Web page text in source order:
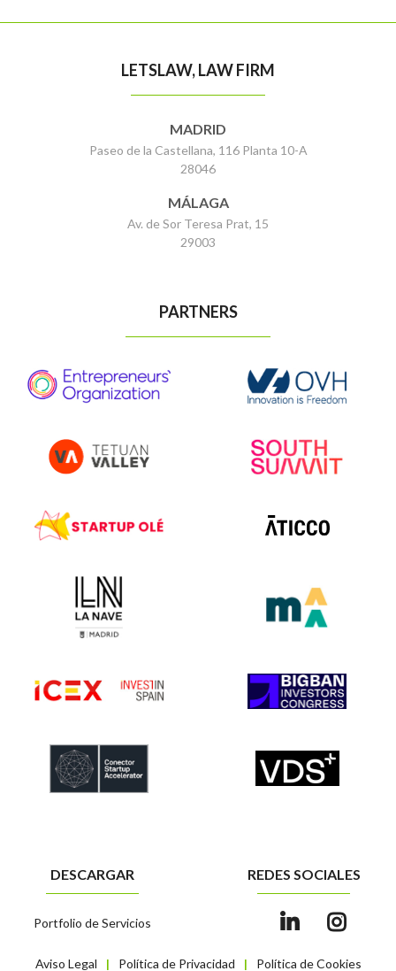
LETSLAW, LAW FIRM
MADRID
Paseo de la Castellana, 116 Planta 10-A
28046
MÁLAGA
Av. de Sor Teresa Prat, 15
29003
PARTNERS
Aviso Legal | Política de Privacidad | Política de Cookies
DESCARGAR
Portfolio de Servicios
REDES SOCIALES